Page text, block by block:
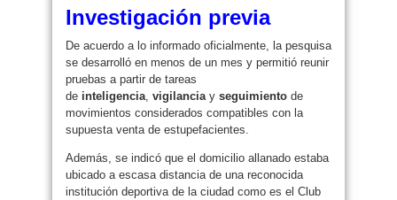
Investigación previa
De acuerdo a lo informado oficialmente, la pesquisa
se desarrolló en menos de un mes y permitió reunir
pruebas a partir de tareas
de inteligencia, vigilanciay seguimiento de
movimientos considerados compatibles con la
supuesta venta de estupefacientes.
Además, se indicó que el domicilio allanado estaba
ubicado a escasa distancia de una reconocida
institución deportiva de la ciudad como es el Club